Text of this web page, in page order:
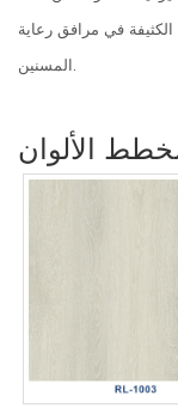
الكثيفة في مرافق رعاية
المسنين.
الألوان